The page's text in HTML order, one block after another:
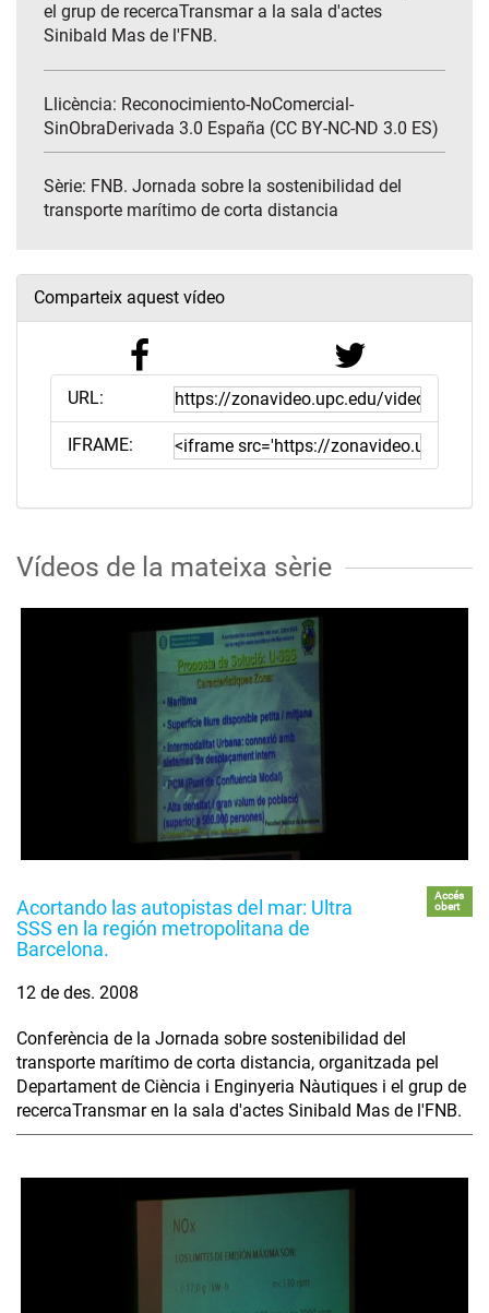
el grup de recercaTransmar a la sala d'actes
Sinibald Mas de l'FNB.
Llicència: Reconocimiento-NoComercial-
SinObraDerivada 3.0 España (CC BY-NC-ND 3.0 ES)
Sèrie: FNB. Jornada sobre la sostenibilidad del
transporte marítimo de corta distancia
Comparteix aquest vídeo
URL:
IFRAME:
Vídeos de la mateixa sèrie
Acortando las autopistas del mar: Ultra
SSS en la región metropolitana de
Barcelona.
Accés
obert
12 de des. 2008
Conferència de la Jornada sobre sostenibilidad del
transporte marítimo de corta distancia, organitzada pel
Departament de Ciència i Enginyeria Nàutiques i el grup de
recercaTransmar en la sala d'actes Sinibald Mas de l'FNB.